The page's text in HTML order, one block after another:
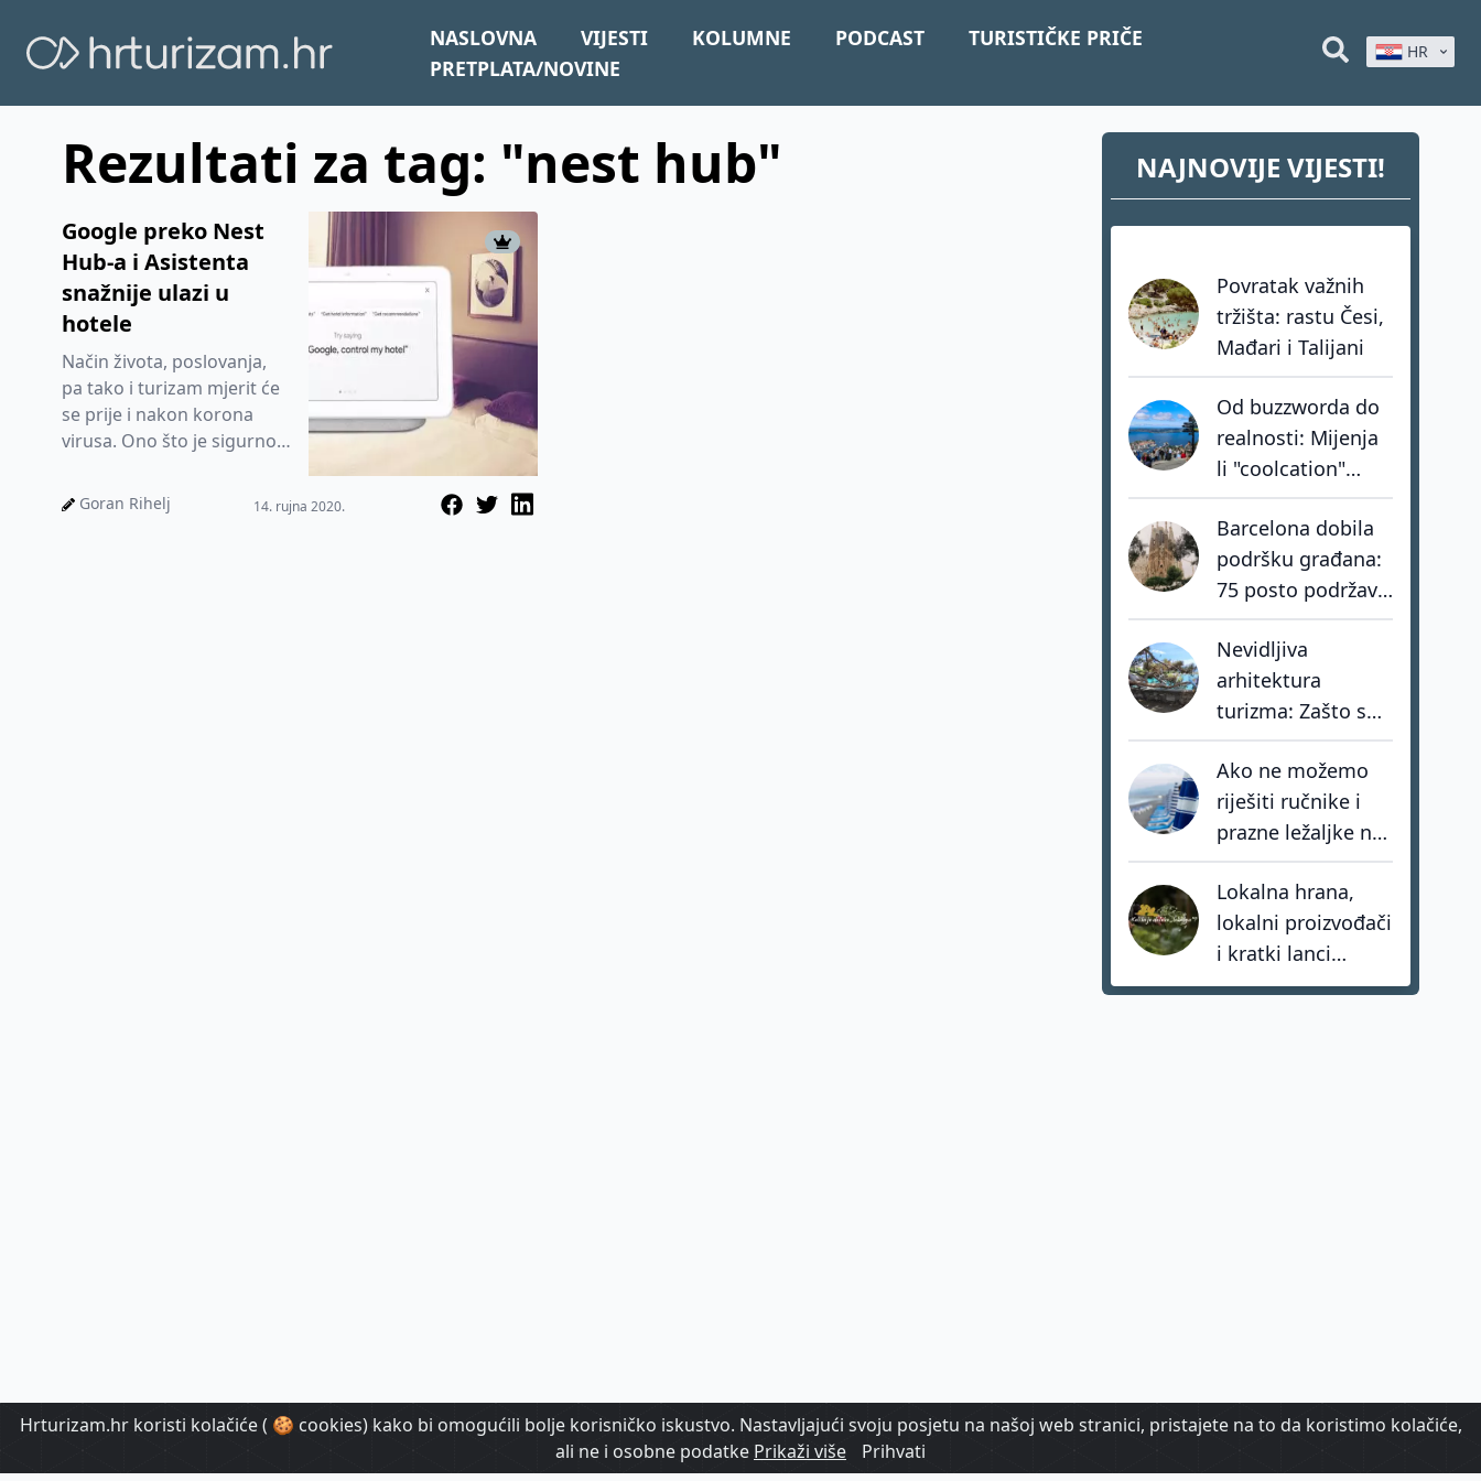
NASLOVNA VIJESTI KOLUMNE PODCAST
TURISTIČKE PRIČE
PRETPLATA/NOVINE
HR
Rezultati za tag: "nest hub"
Google preko Nest
Hub-a i Asistenta
snažnije ulazi u
hotele
Način života, poslovanja,
pa tako i turizam mjerit će
se prije i nakon korona
virusa. Ono što je sigurno,
puno toga, a pogla...
Goran Rihelj 14. rujna 2020.
NAJNOVIJE VIJESTI!
Povratak važnih
tržišta: rastu Česi,
Mađari i Talijani
Od buzzworda do
realnosti: Mijenja
li "coolcation"
stvarno turističku
kartu Europe?
Barcelona dobila
podršku građana:
75 posto podržava
zabranu turističkih
apartmana
Nevidljiva
arhitektura
turizma: Zašto su
nacionalni sustavi
važniji od novih
atrakcija?
Ako ne možemo
riješiti ručnike i
prazne ležaljke na
plažama, o
kakvom
upravljanju uopće
pričamo?
Lokalna hrana,
lokalni proizvođači
i kratki lanci
opskrbe: smjer
Hrturizam.hr koristi kolačiće ( 🍪 cookies) kako bi omogućili bolje korisničko iskustvo. Nastavljajući svoju posjetu na našoj web stranici, pristajete na to da koristimo kolačiće,
ali ne i osobne podatke Prikaži više Prihvati